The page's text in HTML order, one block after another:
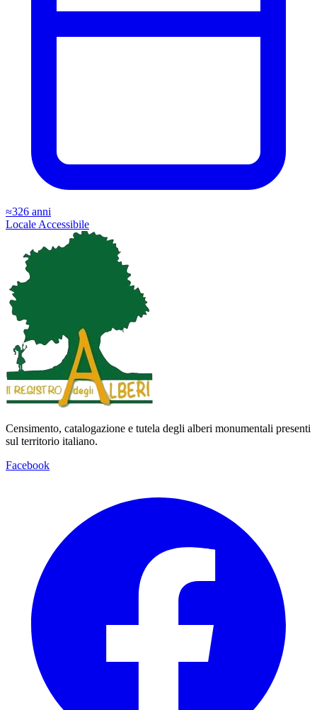
≈326 anni
Locale Accessibile
Censimento, catalogazione e tutela degli alberi monumentali presenti
sul territorio italiano.
Facebook